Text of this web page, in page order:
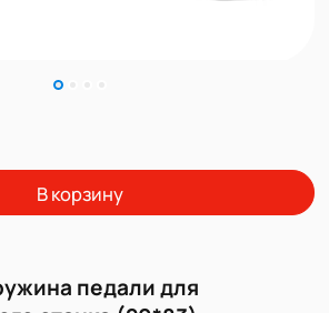
В корзину
педали для